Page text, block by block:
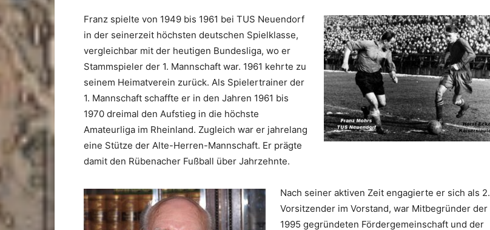
Franz spielte von 1949 bis 1961 bei TUS Neuendorf
in der seinerzeit höchsten deutschen Spielklasse,
vergleichbar mit der heutigen Bundesliga, wo er
Stammspieler der 1. Mannschaft war. 1961 kehrte zu
seinem Heimatverein zurück. Als Spielertrainer der
1. Mannschaft schaffte er in den Jahren 1961 bis
1970 dreimal den Aufstieg in die höchste
Amateurliga im Rheinland. Zugleich war er jahrelang
eine Stütze der Alte-Herren-Mannschaft. Er prägte
damit den Rübenacher Fußball über Jahrzehnte.
Nach seiner aktiven Zeit engagierte er sich als 2.
Vorsitzender im Vorstand, war Mitbegründer der
1995 gegründeten Fördergemeinschaft und der